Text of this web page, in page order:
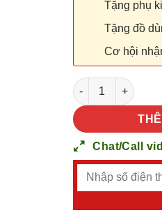
Tặng phụ
Tặng đồ
Cơ hội
NỘI THẤT TỦ GỖ
Chat/Call